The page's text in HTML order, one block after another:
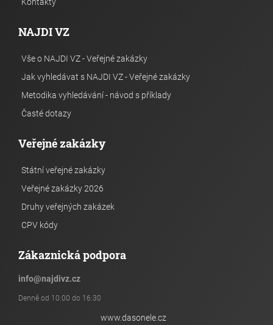
NAJDI VZ
Vše o NAJDI VZ - Veřejné zakázky
Jak vyhledávat s NAJDI VZ - Veřejné zakázky
Metodika vyhledávání - návod s příklady
Časté dotazy
Veřejné zakázky
Státní veřejné zakázky
Veřejné zakázky 2026
Druhy veřejných zakázek
CPV kódy
Zákaznická podpora
info@najdivz.cz
Denně od 10:00 do 16:30
www.dasonele.cz